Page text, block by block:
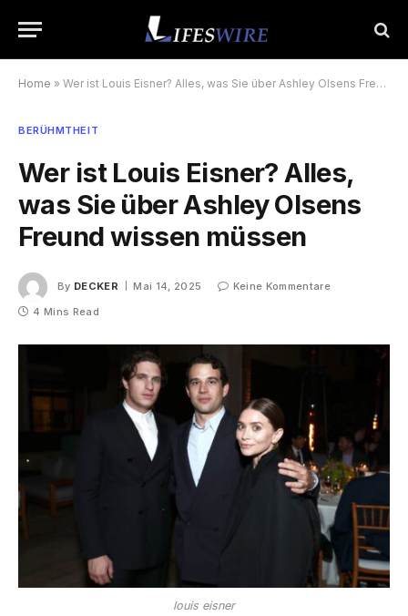
Home » Wer ist Louis Eisner? Alles, was Sie über Ashley Olsens Freund wissen müssen
BERÜHMTHEIT
Wer ist Louis Eisner? Alles,
was Sie über Ashley Olsens
Freund wissen müssen
By DECKER Mai 14, 2025
Keine Kommentare
4 Mins Read
louis eisner